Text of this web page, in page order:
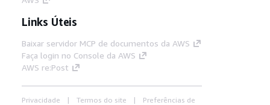
Links Úteis
Baixar servidor MCP de documentos da AWS
Faça login no Console da AWS
AWS re:Post
Privacidade Termos do site
Preferências de